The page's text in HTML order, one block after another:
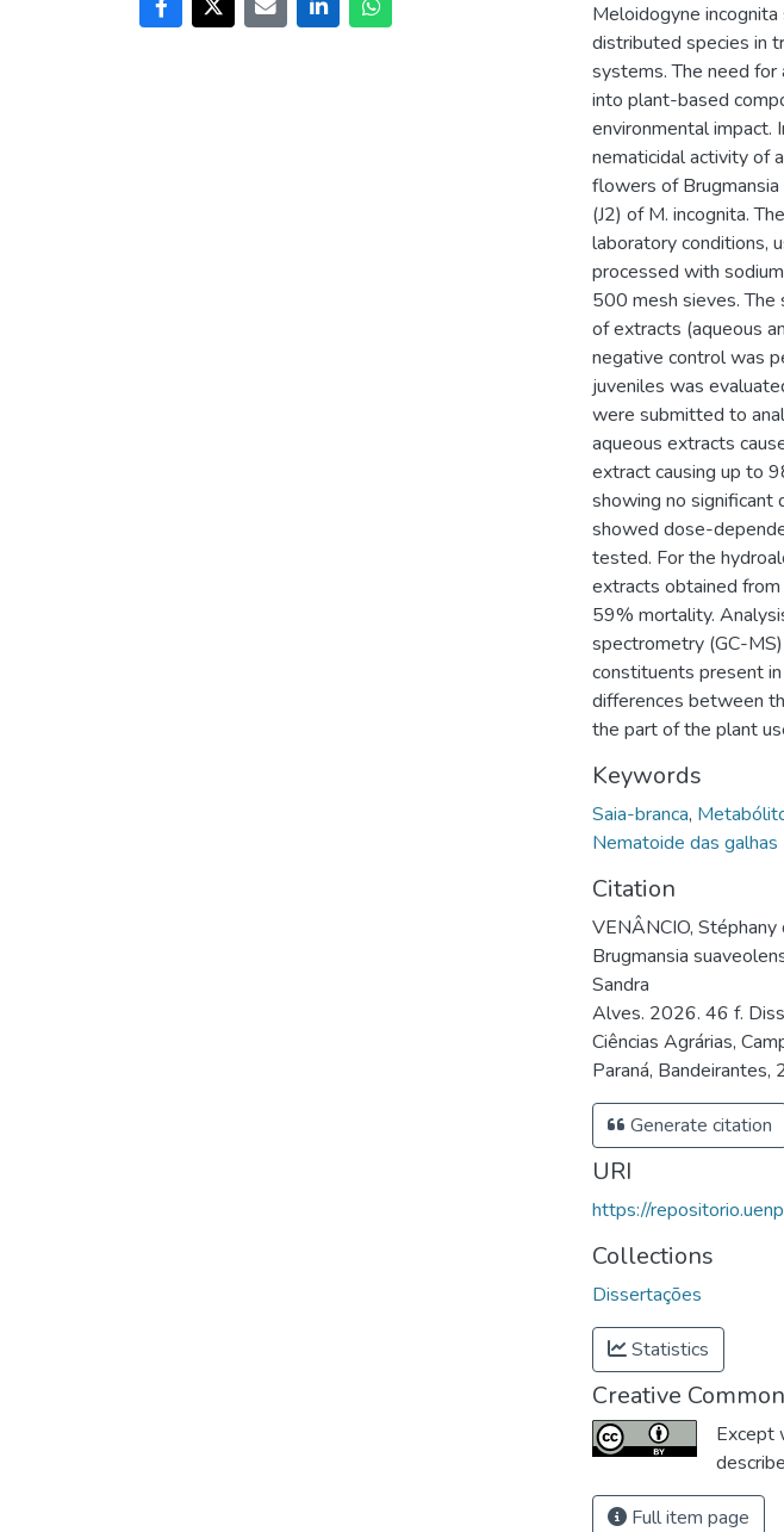
Meloidogyne
distributed species in
systems. The need
into plant-based
environmental impact.
nematicidal activity of
flowers of
(J2) of M. incognita.
laboratory conditions,
processed with
500 mesh sieves.
of extracts (aqueous
negative control was
juveniles was
were submitted to
aqueous extracts
extract causing up to
showing no significant
showed dose-
tested. For the
extracts obtained
59% mortality.
spectrometry (GC-
constituents present
differences between
the part of the plant
Keywords
Saia-branca,
Nematoide das galhas
Citation
VENÂNCIO,
Brugmansia
Sandra
Alves. 2026. 46 f.
Ciências Agrárias,
Paraná, Bandeirantes,
Generate citation
URI
https://
Collections
Dissertações
Statistics
Creative
Except
Full item page